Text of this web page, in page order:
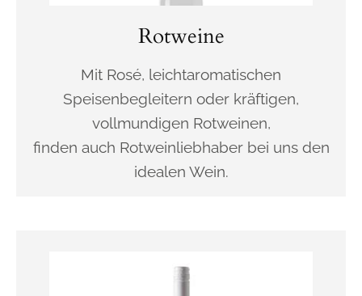
Rotweine
Mit Rosé, leichtaromatischen
Speisenbegleitern oder kräftigen,
vollmundigen Rotweinen,
finden auch Rotweinliebhaber bei uns den
idealen Wein.